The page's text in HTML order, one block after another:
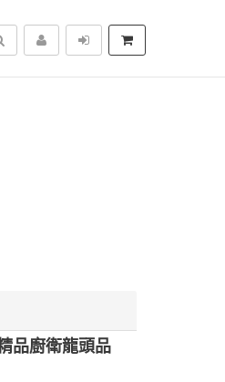
品廚衛龍頭品